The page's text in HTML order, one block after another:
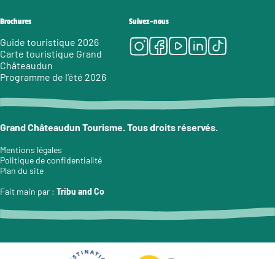
Brochures
Guide touristique 2026
Carte touristique Grand
Châteaudun
Programme de l’été 2026
Suivez-nous
Instagram
Facebook
Youtube
LinkedIn
Tiktok
Grand Châteaudun Tourisme. Tous droits réservés.
Mentions légales
Politique de confidentialité
Plan du site
Fait main par : Tribu and Co